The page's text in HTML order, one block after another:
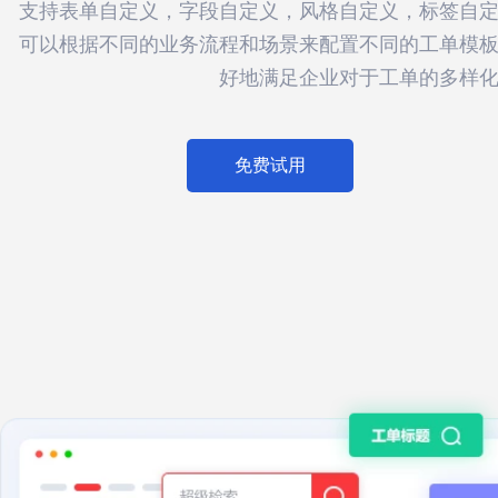
支持表单自定义，字段自定义，风格自定义，标签自
可以根据不同的业务流程和场景来配置不同的工单模
好地满足企业对于工单的多样
免费试用